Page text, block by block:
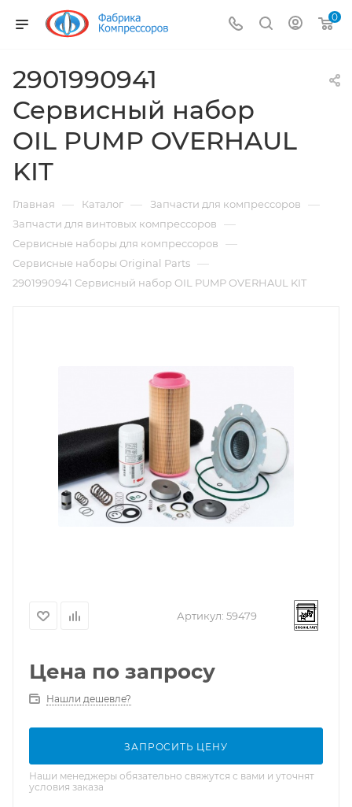
0
2901990941
Сервисный набор
OIL PUMP OVERHAUL
KIT
Главная — Каталог — Запчасти для компрессоров —
Запчасти для винтовых компрессоров —
Сервисные наборы для компрессоров —
Сервисные наборы Original Parts —
2901990941 Сервисный набор OIL PUMP OVERHAUL KIT
Артикул: 59479
Цена по запросу
Нашли дешевле?
ЗАПРОСИТЬ ЦЕНУ
Наши менеджеры обязательно свяжутся с вами и уточнят
условия заказа